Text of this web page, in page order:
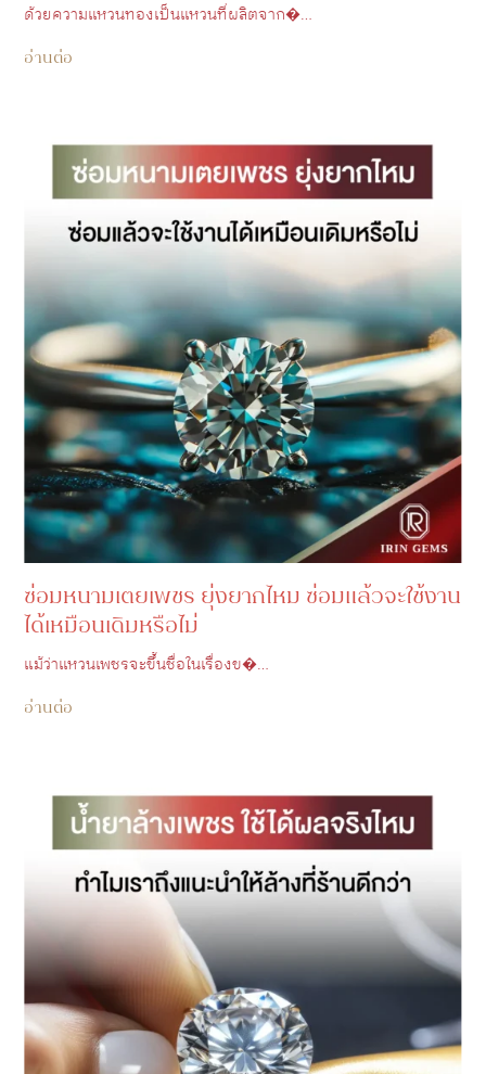
ด้วยความแหวนทองเป็นแหวนที่ผลิตจาก�…
อ่านต่อ
ซ่อมหนามเตยเพชร ยุ่งยากไหม ซ่อมแล้วจะใช้งาน
ได้เหมือนเดิมหรือไม่
แม้ว่าแหวนเพชรจะขึ้นชื่อในเรื่องข�…
อ่านต่อ